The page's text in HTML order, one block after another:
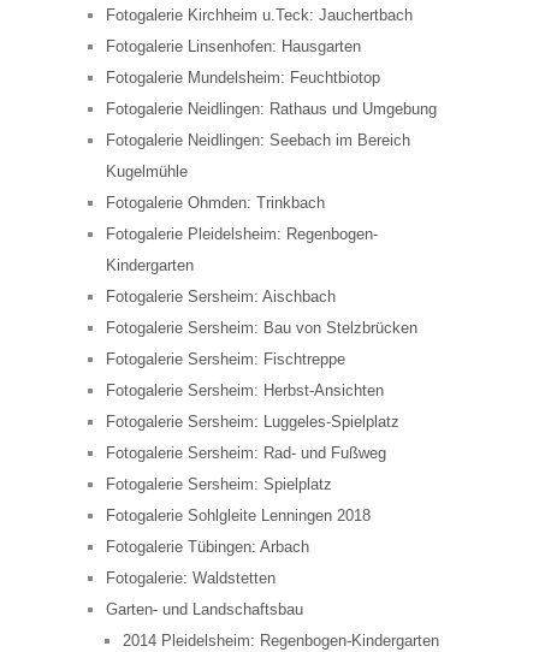
Fotogalerie Kirchheim u.Teck: Jauchertbach
Fotogalerie Linsenhofen: Hausgarten
Fotogalerie Mundelsheim: Feuchtbiotop
Fotogalerie Neidlingen: Rathaus und Umgebung
Fotogalerie Neidlingen: Seebach im Bereich
Kugelmühle
Fotogalerie Ohmden: Trinkbach
Fotogalerie Pleidelsheim: Regenbogen-
Kindergarten
Fotogalerie Sersheim: Aischbach
Fotogalerie Sersheim: Bau von Stelzbrücken
Fotogalerie Sersheim: Fischtreppe
Fotogalerie Sersheim: Herbst-Ansichten
Fotogalerie Sersheim: Luggeles-Spielplatz
Fotogalerie Sersheim: Rad- und Fußweg
Fotogalerie Sersheim: Spielplatz
Fotogalerie Sohlgleite Lenningen 2018
Fotogalerie Tübingen: Arbach
Fotogalerie: Waldstetten
Garten- und Landschaftsbau
2014 Pleidelsheim: Regenbogen-Kindergarten